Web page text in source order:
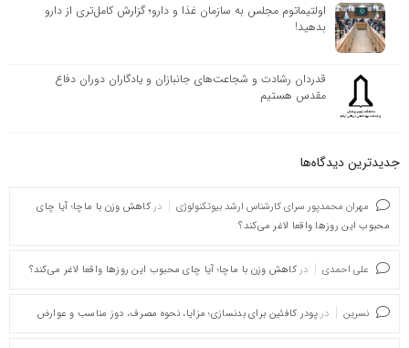
اولتیماتوم مجلس به سازمان غذا و دارو؛ گزارش کامل‌تری از دارو
بدهید!
قدردان رشادت و شجاعت‌های جانبازان و یادگاران دوران دفاع
مقدس هستیم
جدیدترین دیدگاه‌‌ها
مهران محمدپور سرای کارشناس ارشد بیوتکنولوژی در کاهش وزن با ماچا؛ آیا چای
محبوب این روزها واقعا لاغر می‌کند؟
علی احمدی در کاهش وزن با ماچا؛ آیا چای محبوب این روزها واقعا لاغر می‌کند؟
نسرین در پودر کافئین برای بدنسازی؛ مزایا، نحوه مصرف، دوز مناسب و عوارض